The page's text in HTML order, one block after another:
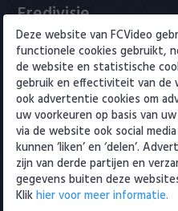
Eredivisie
Voorbeschouwing
Excelsior met Plat en
6 augustus 2026 18:49
Samenvattingen
Deze website van FCVideo
functionele cookies gebruikt,
de website en statistische
gebruik en effectiviteit van de
ook advertentie cookies om
uw voorkeuren op basis van
via de website ook social
kunnen ‘liken’ en ‘delen’.
zijn van derde partijen en
gegevens buiten deze
Klikhier voor meer informatie.